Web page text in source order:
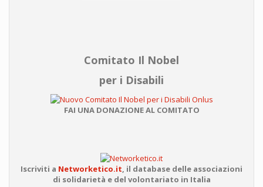
Comitato Il Nobel
per i Disabili
FAI UNA DONAZIONE AL COMITATO
Iscriviti a Networketico.it, il database delle associazioni
di solidarietà e del volontariato in Italia